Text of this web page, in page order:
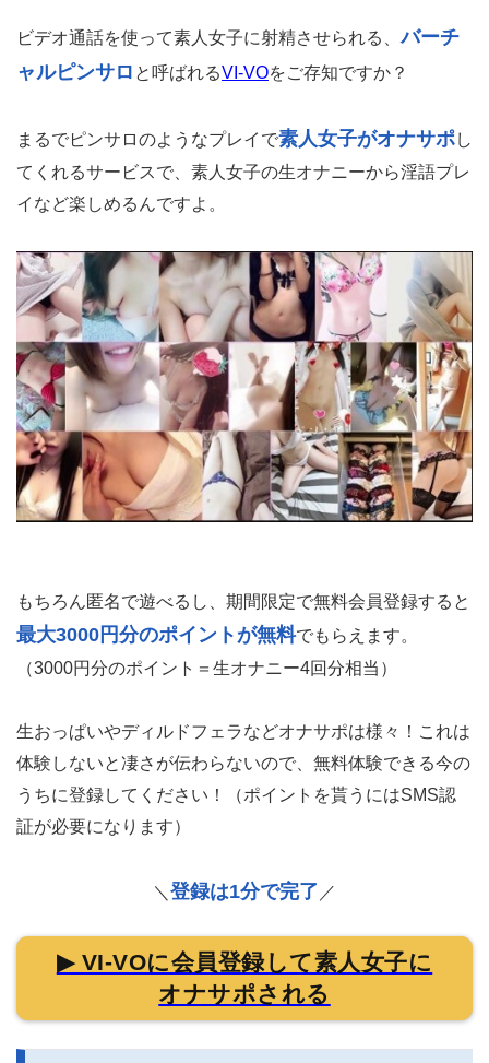
ビデオ通話を使って素人女子に射精させられる、バーチ
ャルピンサロ と呼ばれるVI-VOをご存知ですか？
まるでピンサロのようなプレイで素人女子がオナサポし
てくれるサービスで、素人女子の生オナニーから淫語プレ
イなど楽しめるんですよ。
もちろん匿名で遊べるし、期間限定で無料会員登録すると
最大3000円分のポイントが無料でもらえます。
（3000円分のポイント＝生オナニー4回分相当）
生おっぱいやディルドフェラなどオナサポは様々！これは
体験しないと凄さが伝わらないので、無料体験できる今の
うちに登録してください！（ポイントを貰うにはSMS認
証が必要になります）
＼ 登録は1分で完了 ／
▶ VI-VOに会員登録して素人女子に
オナサポされる